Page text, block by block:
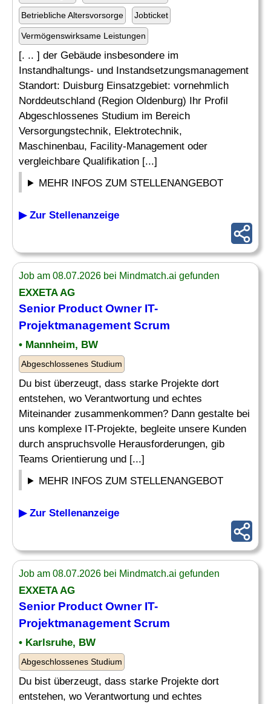
Betriebliche Altersvorsorge Jobticket
Vermögenswirksame Leistungen
[. .. ] der Gebäude insbesondere im
Instandhaltungs- und Instandsetzungsmanagement
Standort: Duisburg Einsatzgebiet: vornehmlich
Norddeutschland (Region Oldenburg) Ihr Profil
Abgeschlossenes Studium im Bereich
Versorgungstechnik, Elektrotechnik,
Maschinenbau, Facility-Management oder
vergleichbare Qualifikation [...]
MEHR INFOS ZUM STELLENANGEBOT
▶ Zur Stellenanzeige
Job am 08.07.2026 bei Mindmatch.ai gefunden
EXXETA AG
SeniorProduct Owner IT-
Projektmanagement Scrum
• Mannheim, BW
Abgeschlossenes Studium
Du bist überzeugt, dass starke Projekte dort
entstehen, wo Verantwortung und echtes
Miteinander zusammenkommen? Dann gestalte bei
uns komplexe IT-Projekte, begleite unsere Kunden
durch anspruchsvolle Herausforderungen, gib
Teams Orientierung und [...]
MEHR INFOS ZUM STELLENANGEBOT
▶ Zur Stellenanzeige
Job am 08.07.2026 bei Mindmatch.ai gefunden
EXXETA AG
SeniorProduct Owner IT-
Projektmanagement Scrum
• Karlsruhe, BW
Abgeschlossenes Studium
Du bist überzeugt, dass starke Projekte dort
entstehen, wo Verantwortung und echtes